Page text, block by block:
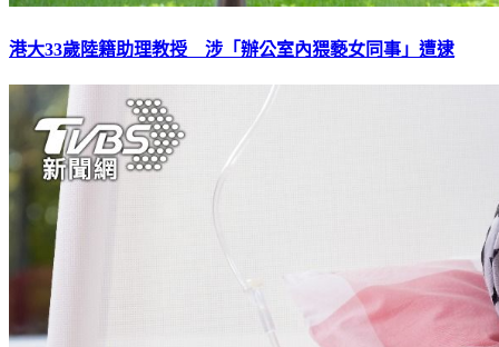
港大33歲陸籍助理教授 涉「辦公室內猥褻女同事」遭逮